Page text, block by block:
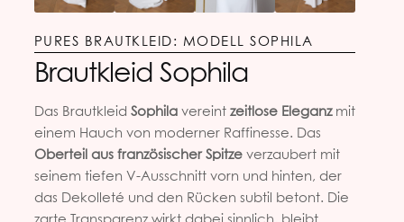
PURES BRAUTKLEID: MODELL SOPHILA
Brautkleid Sophila
Das Brautkleid Sophilavereint zeitlose Eleganzmit
einem Hauch von moderner Raffinesse. Das
Oberteil aus französischer Spitzeverzaubert mit
seinem tiefen V-Ausschnitt vorn und hinten, der
das Dekolleté und den Rücken subtil betont. Die